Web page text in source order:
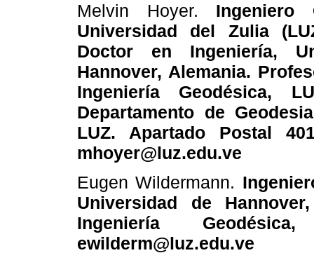
Melvin Hoyer. Ingeniero
Universidad del Zulia
Doctor en Ingeniería,
Hannover, Alemania.
Ingeniería Geodésica,
Departamento de
LUZ. Apartado Postal
mhoyer@luz.edu.ve
Eugen Wildermann.
Universidad de
Ingeniería
ewilderm@luz.edu.ve